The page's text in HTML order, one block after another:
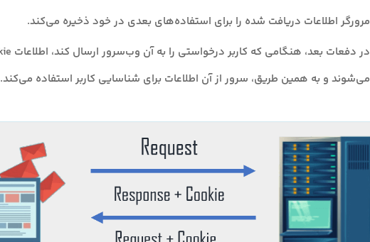
مرورگر اطلاعات دریافت شده را برای استفاده‌های بعدی در خود ذخیره می‌کند.
می‌شوند و به همین طریق، سرور از آن اطلاعات برای شناسایی کاربر استفاده می‌کند.